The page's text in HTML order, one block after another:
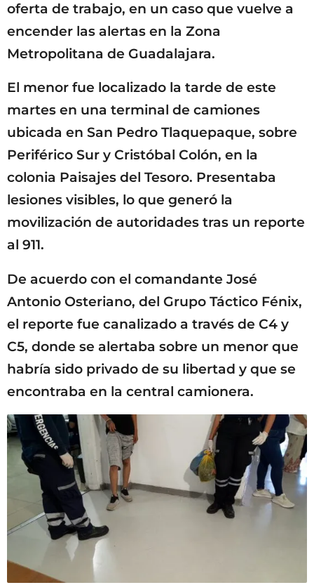
oferta de trabajo, en un caso que vuelve a
encender las alertas en la Zona
Metropolitana de Guadalajara.
El menor fue localizado la tarde de este
martes en una terminal de camiones
ubicada en San Pedro Tlaquepaque, sobre
Periférico Sur y Cristóbal Colón, en la
colonia Paisajes del Tesoro. Presentaba
lesiones visibles, lo que generó la
movilización de autoridades tras un reporte
al 911.
De acuerdo con el comandante José
Antonio Osteriano, del Grupo Táctico Fénix,
el reporte fue canalizado a través de C4 y
C5, donde se alertaba sobre un menor que
habría sido privado de su libertad y que se
encontraba en la central camionera.